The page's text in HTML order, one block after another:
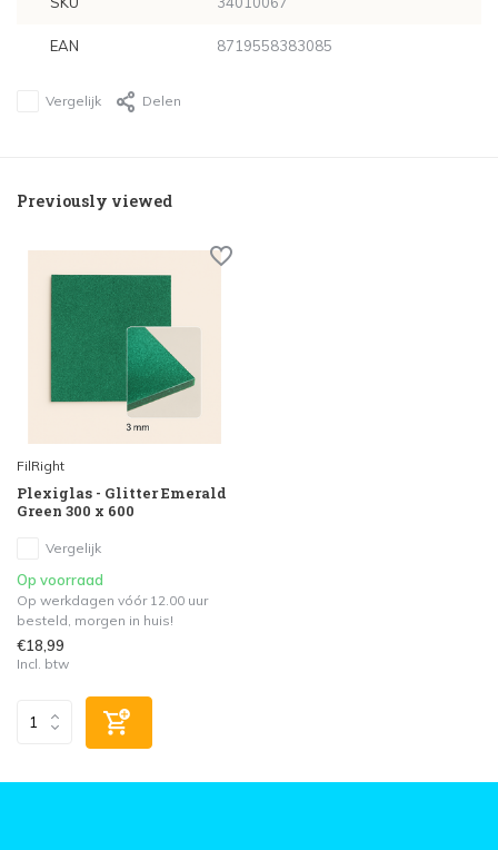
EAN 8719558383085
Vergelijk Delen
Previously viewed
FilRight
Plexiglas - Glitter Emerald
Green 300 x 600
Vergelijk
Op voorraad
Op werkdagen vóór 12.00 uur
besteld, morgen in huis!
€18,99
Incl. btw